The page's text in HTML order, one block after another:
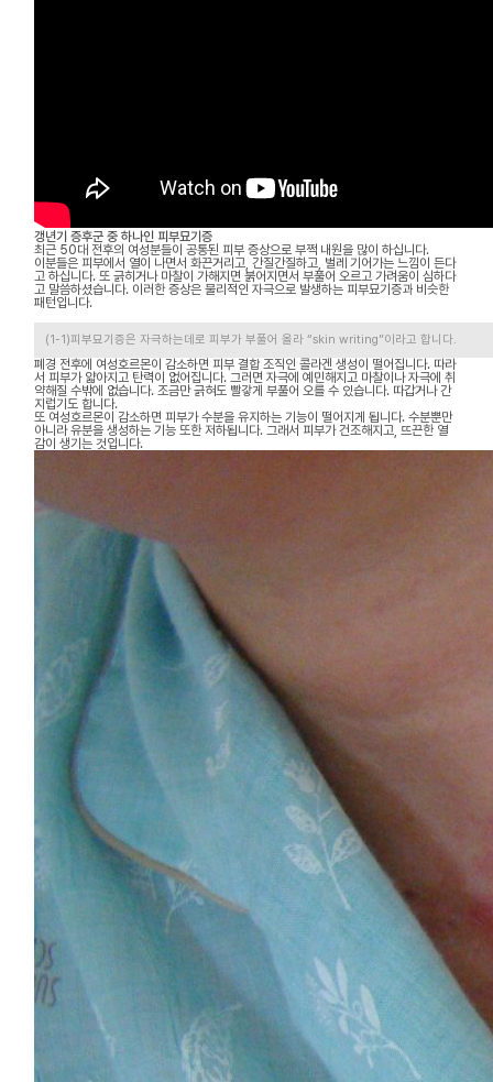
갱년기 증후군 중 하나인 피부묘기증
최근 50대 전후의 여성분들이 공통된 피부 증상으로 부쩍 내원을 많이 하십니다.
이분들은 피부에서 열이 나면서 화끈거리고, 간질간질하고, 벌레 기어가는 느낌이 든다
고 하십니다. 또 긁히거나 마찰이 가해지면 붉어지면서 부풀어 오르고 가려움이 심하다
고 말씀하셨습니다. 이러한 증상은 물리적인 자극으로 발생하는 피부묘기증과 비슷한
패턴입니다.
(1-1)피부묘기증은 자극하는데로 피부가 부풀어 올라 “skin writing”이라고 합니다.
폐경 전후에 여성호르몬이 감소하면 피부 결합 조직인 콜라겐 생성이 떨어집니다. 따라
서 피부가 얇아지고 탄력이 없어집니다. 그러면 자극에 예민해지고 마찰이나 자극에 취
약해질 수밖에 없습니다. 조금만 긁혀도 빨갛게 부풀어 오를 수 있습니다. 따갑거나 간
지럽기도 합니다.
또 여성호르몬이 감소하면 피부가 수분을 유지하는 기능이 떨어지게 됩니다. 수분뿐만
아니라 유분을 생성하는 기능 또한 저하됩니다. 그래서 피부가 건조해지고, 뜨끈한 열
감이 생기는 것입니다.